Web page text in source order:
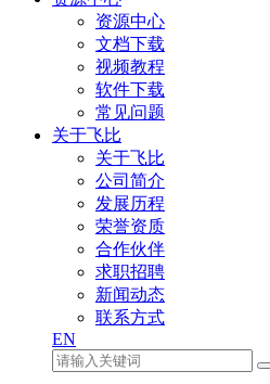
资源中心
文档下载
视频教程
软件下载
常见问题
关于飞比
关于飞比
公司简介
发展历程
荣誉资质
合作伙伴
求职招聘
新闻动态
联系方式
EN